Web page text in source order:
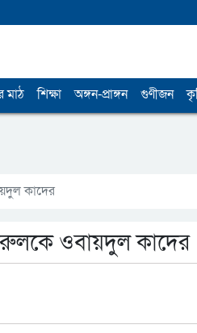
মাঠ শিক্ষা অঙ্গন-প্রাঙ্গন গুণীজন
কাদের
ওবায়দুল কাদের